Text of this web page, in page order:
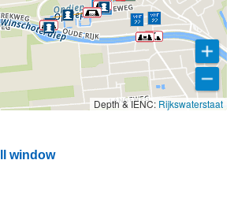
Depth & IENC: Rijkswaterstaat
window